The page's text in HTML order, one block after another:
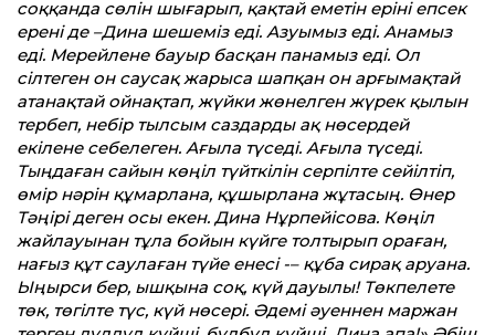
соққанда сөлін шығарып, қақтай еметін еріні епсек
ерені де –Дина шешеміз еді. Азуымыз еді. Анамыз
еді. Мерейлене бауыр басқан панамыз еді. Ол
сілтеген он саусақ жарыса шапқан он арғымақтай
атанақтай ойнақтап, жүйки жөнелген жүрек қылын
тербеп, небір тылсым саздарды ақ нөсердей
екілене себелеген. Ағыла түседі. Ағыла түседі.
Тыңдаған сайын көңіл түйткілін серпілте сейілтіп,
өмір нәрін құмарлана, құшырлана жұтасың. Өнер
Тәңірі деген осы екен. Дина Нұрпейісова. Көңіл
жайлауынан тұла бойын күйге толтырып ораған,
нағыз құт саулаған түйе енесі -– құба сирақ аруана.
Ыңырси бер, ышқына соқ, күй дауылы! Төкпелете
төк, төгілте түс, күй нөсері. Әдемі әуеннен маржан